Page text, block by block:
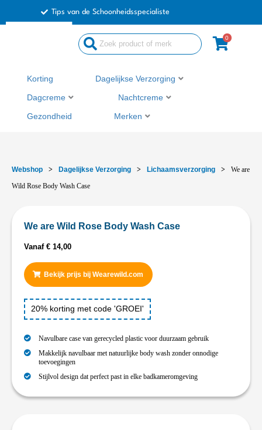
Tips van de Schoonheidsspecialiste
0
Korting Dagelijkse Verzorging
Dagcreme Nachtcreme
Gezondheid Merken
Webshop > Dagelijkse Verzorging > Lichaamsverzorging >
We are
Wild Rose Body Wash Case
We are Wild Rose Body Wash Case
Vanaf € 14,00
Bekijk prijs bij Wearewild.com
20% korting met code 'GROEI'
Navulbare case van gerecycled plastic voor duurzaam gebruik
Makkelijk navulbaar met natuurlijke body wash zonder onnodige
toevoegingen
Stijlvol design dat perfect past in elke badkameromgeving